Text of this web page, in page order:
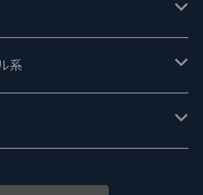
Brewing
ン
グ
ン
ークネス
ッジー
ピレーターズ
系